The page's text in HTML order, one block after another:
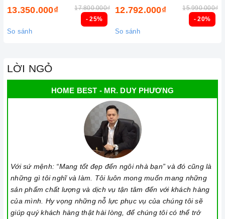
- 25%
13.350.000₫ 17.800.000₫
So sánh
- 20%
12.792.000₫ 15.990.000₫
So sánh
LỜI NGỎ
HOME BEST - MR. DUY PHƯƠNG
Với sứ mệnh: “Mang tốt đẹp đến ngôi nhà bạn” và đó cũng là
những gì tôi nghĩ và làm. Tôi luôn mong muốn mang những
sản phẩm chất lượng và dịch vụ tận tâm đến với khách hàng
của mình. Hy vọng những nỗ lực phục vụ của chúng tôi sẽ
giúp quý khách hàng thật hài lòng, để chúng tôi có thể trở